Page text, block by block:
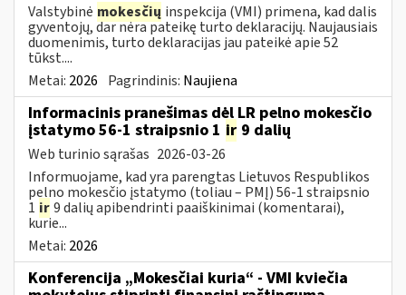
Valstybinė mokesčių inspekcija (VMI) primena, kad dalis
gyventojų, dar nėra pateikę turto deklaracijų. Naujausiais
duomenimis, turto deklaracijas jau pateikė apie 52
tūkst....
Metai: 2026 Pagrindinis: Naujiena
Informacinis pranešimas dėl LR pelno mokesčio
įstatymo 56-1 straipsnio 1 ir 9 dalių
Web turinio sąrašas 2026-03-26
Informuojame, kad yra parengtas Lietuvos Respublikos
pelno mokesčio įstatymo (toliau – PMĮ) 56-1 straipsnio
1 ir9 dalių apibendrinti paaiškinimai (komentarai),
kurie...
Metai: 2026
Konferencija „Mokesčiai kuria“ - VMI kviečia